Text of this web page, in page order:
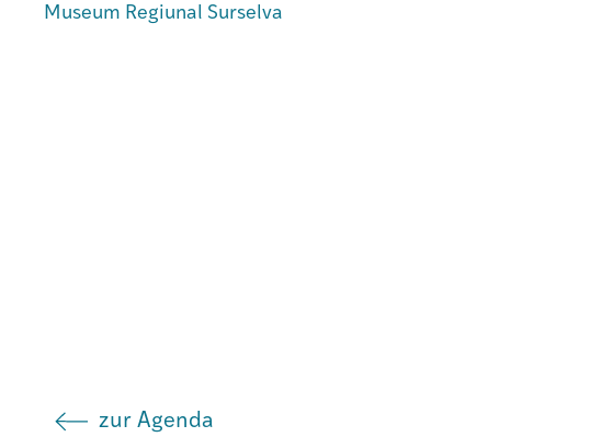
Institut
Museum Regiunal Surselva
zur Agenda